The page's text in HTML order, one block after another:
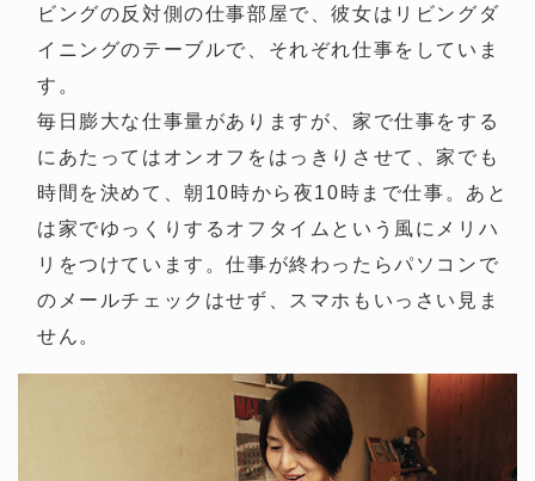
ビングの反対側の仕事部屋で、彼女はリビングダ
イニングのテーブルで、それぞれ仕事をしていま
す。
毎日膨大な仕事量がありますが、家で仕事をする
にあたってはオンオフをはっきりさせて、家でも
時間を決めて、朝10時から夜10時まで仕事。あと
は家でゆっくりするオフタイムという風にメリハ
リをつけています。仕事が終わったらパソコンで
のメールチェックはせず、スマホもいっさい見ま
せん。